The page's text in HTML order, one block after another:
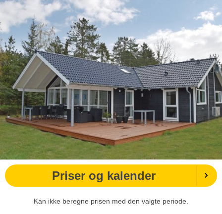
Priser og kalender
Kan ikke beregne prisen med den valgte periode.